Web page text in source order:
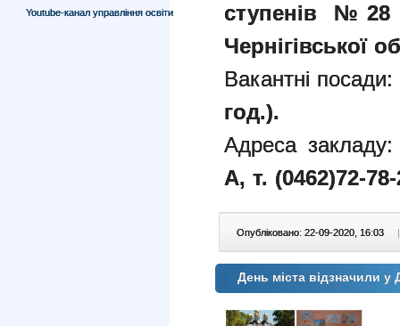
Youtube-канал управління освіти
ступенів №28
Чернігівської
Вакантні посади:
год.).
Адреса закладу:
А, т. (0462)72-
Опубліковано: 22-09-2020, 16:03 |
День міста відзначили